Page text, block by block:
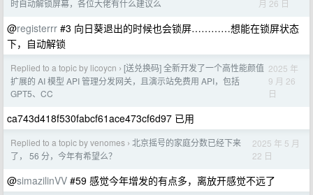
时自动解锁屏幕，各位大佬有什么建议么
月 26 日
@registerrr #3 向日葵退出的时候也会锁屏…………想能在锁屏状态
下，自动解锁
Replied to a topic by licoycn › [送兑换码] 全新开发了一个高性能颜值
扩展的 AI 模型 API 管理分发网关，且演示站免费用 API，包括
GPT5、CC
2025 年
9 月 26
日
ca743d418f530fabcf61ace473cf6d97 已用
Replied to a topic by venomes › 北京摇号的家庭分数已经下来
了， 56 分，今年有希望么？
2025 年 5 月
22 日
@simazilinVV #59 感觉今年增发的有点多，离放开感觉不远了